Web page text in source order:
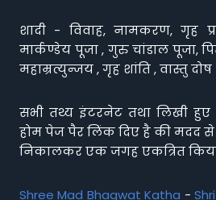
शादी - विवाह, नामकरण, गृह
मार्कण्डेय पूजा , गुरु चांडाल पूजा,
महाम्रत्युन्जय , गृह शांति , वास्तु दोष
सभी तथ्य इंटरनेट तथा लिखी हुए
होम पेज पैर लिंक दिए है की मदद
निकालकर एक जगह एकत्रित
Shree Mad Bhagwat Katha -